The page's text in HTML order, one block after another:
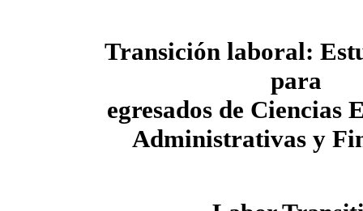
Transición laboral:
para
egresados de Ciencias
Administrativas y